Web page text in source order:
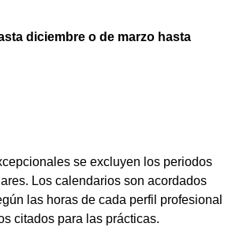
diciembre o de marzo hasta
se excluyen los periodos
Los calendarios son acordados
las horas de cada perfil profesional
citados para las prácticas.